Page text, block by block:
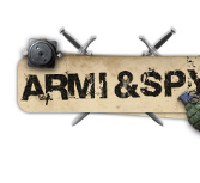
contenuto